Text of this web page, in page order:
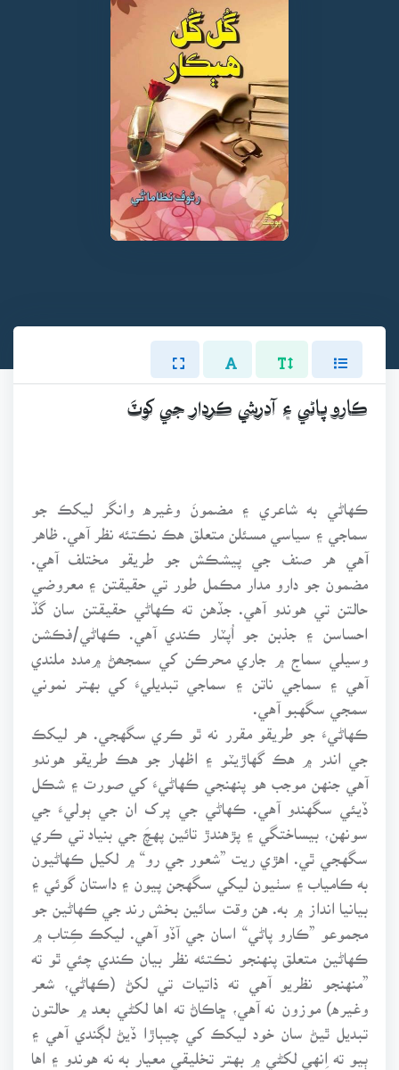
ڪارو پاڻي ۽ آدرشي ڪردار جي کوٽَ
ڪهاڻي به شاعري ۽ مضمونَ وغيره وانگر ليکڪ جو
سماجي ۽ سياسي مسئلن متعلق هڪ نڪتئه نظر آهي. ظاهر
آهي هر صنف جي پيشڪش جو طريقو مختلف آهي.
مضمون جو دارو مدار مڪمل طور تي حقيقتن ۽ معروضي
حالتن تي هوندو آهي. جڏهن ته ڪهاڻي حقيقتن سان گڏ
احساسن ۽ جذبن جو اُپٽار ڪندي آهي. ڪهاڻي/فڪشن
وسيلي سماج ۾ جاري محرڪن کي سمجھڻ ۾مدد ملندي
آهي ۽ سماجي ناتن ۽ سماجي تبديليءَ کي بهتر نموني
سمجي سگهبو آهي.
ڪهاڻيءَ جو طريقو مقرر نه ٿو ڪري سگهجي. هر ليکڪ
جي اندر ۾ هڪ گهاڙيٽو ۽ اظهار جو هڪ طريقو هوندو
آهي جنهن موجب هو پنهنجي ڪهاڻيءَ کي صورت ۽ شڪل
ڏيئي سگهندو آهي. ڪهاڻي جي پرک ان جي ٻوليءَ جي
سونهن، بيساختگي ۽ پڙهندڙ تائين پهچَ جي بنياد تي ڪري
سگهجي ٿي. اهڙي ريت ”شعور جي رو“ ۾ لکيل ڪهاڻيون
به ڪامياب ۽ سٺيون ليکي سگهجن پيون ۽ داستان گوئي ۽
بيانيا انداز ۾ به. هن وقت سائين بخش رند جي ڪهاڻين جو
مجموعو ”ڪارو پاڻي“ اسان جي آڏو آهي. ليکڪ ڪِتاب ۾
ڪهاڻين متعلق پنهنجو نڪتئه نظر بيان ڪندي چئي ٿو ته
”منهنجو نظريو آهي ته ذاتيات تي لکڻ (ڪهاڻي، شعر
وغيره) موزون نه آهي، ڇاڪاڻ ته اها لکڻي بعد ۾ حالتون
تبديل ٿيڻ سان خود ليکڪ کي چيٻاڙا ڏيڻ لڳندي آهي ۽
ٻيو ته اِنهي لکڻي ۾ بهتر تخليقي معيار به نه هوندو ۽ اها